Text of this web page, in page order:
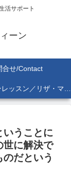
活サポート
ーン
合せ/Contact
ヴァイオリンレッスン／リザ・マリア Lisa-Maria SEKINE
いうことに
世に解決で
だという